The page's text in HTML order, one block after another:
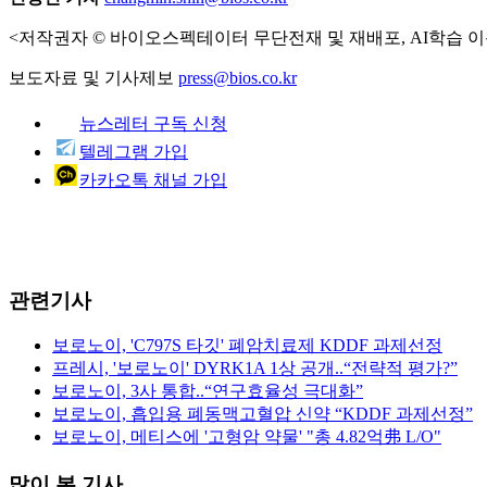
<저작권자 © 바이오스펙테이터 무단전재 및 재배포, AI학습
보도자료 및 기사제보 press@bios.co.kr
뉴스레터 구독 신청
텔레그램 가입
카카오톡 채널 가입
관련기사
보로노이, 'C797S 타깃' 폐암치료제 KDDF 과제선정
프레시, '보로노이' DYRK1A 1상 공개..“전략적 평가?”
보로노이, 3사 통합..“연구효율성 극대화”
보로노이, 흡입용 폐동맥고혈압 신약 “KDDF 과제선정”
보로노이, 메티스에 '고형암 약물' "총 4.82억弗 L/O"